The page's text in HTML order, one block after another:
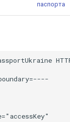
паспорта